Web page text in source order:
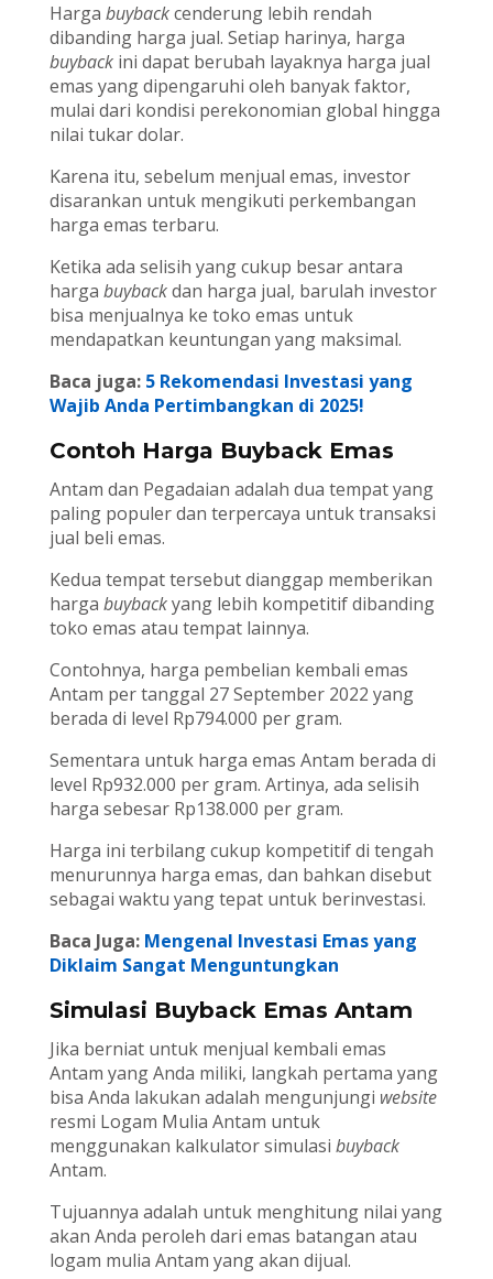
Harga buybackcenderung lebih rendah
dibanding harga jual. Setiap harinya, harga
buybackini dapat berubah layaknya harga jual
emas yang dipengaruhi oleh banyak faktor,
mulai dari kondisi perekonomian global hingga
nilai tukar dolar.
Karena itu, sebelum menjual emas, investor
disarankan untuk mengikuti perkembangan
harga emas terbaru.
Ketika ada selisih yang cukup besar antara
harga buybackdan harga jual, barulah investor
bisa menjualnya ke toko emas untuk
mendapatkan keuntungan yang maksimal.
Baca juga: 5 Rekomendasi Investasi yang
Wajib Anda Pertimbangkan di 2025!
Contoh Harga Buyback Emas
Antam dan Pegadaian adalah dua tempat yang
paling populer dan terpercaya untuk transaksi
jual beli emas.
Kedua tempat tersebut dianggap memberikan
harga buybackyang lebih kompetitif dibanding
toko emas atau tempat lainnya.
Contohnya, harga pembelian kembali emas
Antam per tanggal 27 September 2022 yang
berada di level Rp794.000 per gram.
Sementara untuk harga emas Antam berada di
level Rp932.000 per gram. Artinya, ada selisih
harga sebesar Rp138.000 per gram.
Harga ini terbilang cukup kompetitif di tengah
menurunnya harga emas, dan bahkan disebut
sebagai waktu yang tepat untuk berinvestasi.
Baca Juga: Mengenal Investasi Emas yang
Diklaim Sangat Menguntungkan
Simulasi Buyback Emas Antam
Jika berniat untuk menjual kembali emas
Antam yang Anda miliki, langkah pertama yang
bisa Anda lakukan adalah mengunjungi website
resmi Logam Mulia Antam untuk
menggunakan kalkulator simulasi buyback
Antam.
Tujuannya adalah untuk menghitung nilai yang
akan Anda peroleh dari emas batangan atau
logam mulia Antam yang akan dijual.